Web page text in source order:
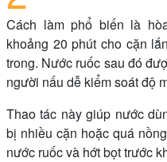
Cách làm phổ biến là
khoảng 20 phút cho cặn
trong. Nước ruốc sau đó
người nấu dễ kiểm soát độ
Thao tác này giúp nước
bị nhiều cặn hoặc quá
nước ruốc và hớt bọt trước